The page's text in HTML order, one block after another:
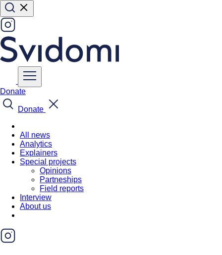
Donate
Donate
All news
Analytics
Explainers
Special projects
Opinions
Partneships
Field reports
Interview
About us